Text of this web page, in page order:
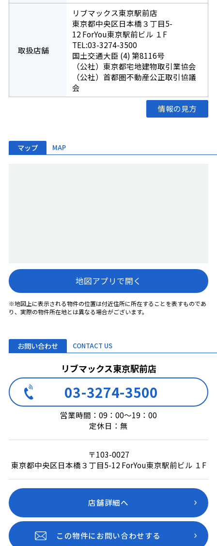
取扱店舗
リブマックス東京駅前店
東京都中央区日本橋３丁目5-
12 ForYou東京駅前ビル １F
TEL:03-3274-3500
国土交通大臣 (4) 第8116号
（公社）東京都宅地建物取引業協会
（公社）首都圏不動産公正取引協議
会
情報の見方
マップ MAP
地図アプリで開く
※地図上に表示される物件の位置は付近住所に所在することを表すものであ
り、実際の物件所在地とは異なる場合がございます。
お問い合わせ CONTACT US
リブマックス東京駅前店
03-3274-3500
営業時間：09：00～19：00
定休日：無
〒103-0027
東京都中央区日本橋３丁目5-12 ForYou東京駅前ビル １F
店舗詳細へ
この物件にお問い合わせする